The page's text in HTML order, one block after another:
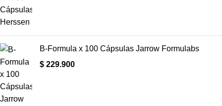
B-Formula x 100 Cápsulas Jarrow Formulabs
$ 229.900